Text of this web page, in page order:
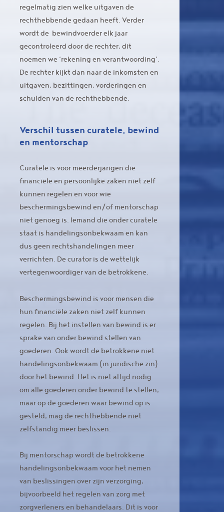
regelmatig zien welke uitgaven de
rechthebbende gedaan heeft. Verder
wordt de bewindvoerder elk jaar
gecontroleerd door de rechter, dit
noemen we ‘rekening en verantwoording’.
De rechter kijkt dan naar de inkomsten en
uitgaven, bezittingen, vorderingen en
schulden van de rechthebbende.
Verschil tussen curatele, bewind
en mentorschap
Curatele is voor meerderjarigen die
financiële en persoonlijke zaken niet zelf
kunnen regelen en voor wie
beschermingsbewind en/of mentorschap
niet genoeg is. Iemand die onder curatele
staat is handelingsonbekwaam en kan
dus geen rechtshandelingen meer
verrichten. De curator is de wettelijk
vertegenwoordiger van de betrokkene.
Beschermingsbewind is voor mensen die
hun financiële zaken niet zelf kunnen
regelen. Bij het instellen van bewind is er
sprake van onder bewind stellen van
goederen. Ook wordt de betrokkene niet
handelingsonbekwaam (in juridische zin)
door het bewind. Het is niet altijd nodig
om alle goederen onder bewind te stellen,
maar op de goederen waar bewind op is
gesteld, mag de rechthebbende niet
zelfstandig meer beslissen.
Bij mentorschap wordt de betrokkene
handelingsonbekwaam voor het nemen
van beslissingen over zijn verzorging,
bijvoorbeeld het regelen van zorg met
zorgverleners en behandelaars. Dit is voor